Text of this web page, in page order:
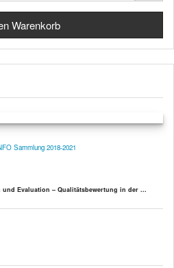
Sammlung 2018-2021
und Evaluation – Qualitätsbewertung in der ...